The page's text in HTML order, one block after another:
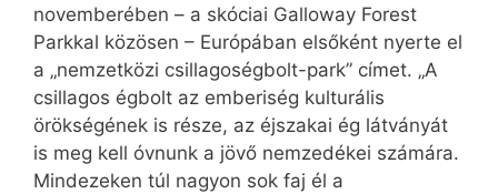
novemberében – a skóciai Galloway Forest
Parkkal közösen – Európában elsőként nyerte el
a „nemzetközi csillagoségbolt-park” címet. „A
csillagos égbolt az emberiség kulturális
örökségének is része, az éjszakai ég látványát
is meg kell óvnunk a jövő nemzedékei számára.
Mindezeken túl nagyon sok faj él a